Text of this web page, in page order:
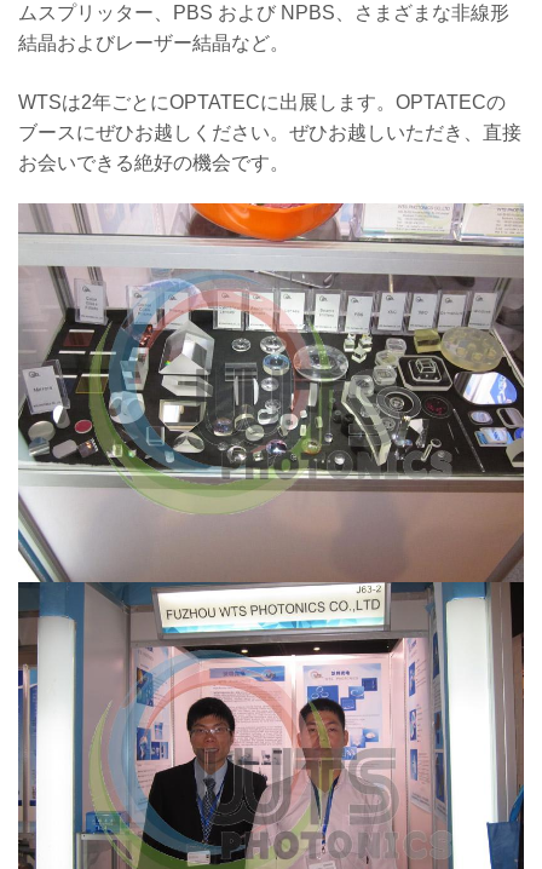
ムスプリッター、PBS および NPBS、さまざまな非線形
結晶およびレーザー結晶など。
WTSは2年ごとにOPTATECに出展します。OPTATECの
ブースにぜひお越しください。ぜひお越しいただき、直接
お会いできる絶好の機会です。